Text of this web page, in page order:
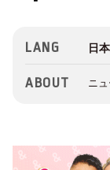
LANG
ABOUT ニ